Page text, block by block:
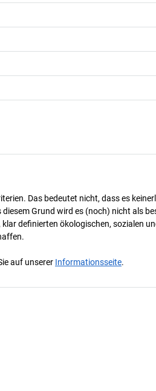
Das bedeutet nicht, dass es
Grund wird es (noch) nicht als
definierten ökologischen, sozialen
auf unserer Informationsseite.